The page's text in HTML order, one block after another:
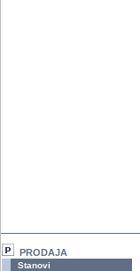
PRODAJA
Stanovi